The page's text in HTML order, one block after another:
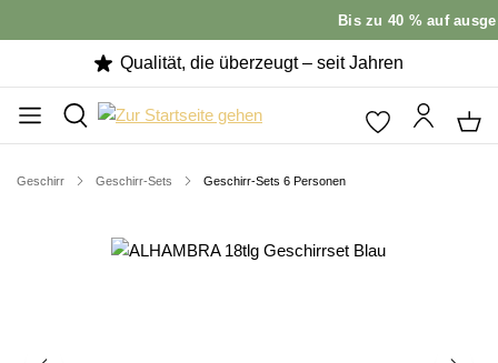
Bis zu 40 % auf
Qualität, die überzeugt – seit Jahren
Geschirr Geschirr-Sets Geschirr-Sets 6 Personen
Bildergalerie überspringen